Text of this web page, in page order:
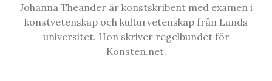
Johanna Theander är konstskribent med examen i
konstvetenskap och kulturvetenskap från Lunds
universitet. Hon skriver regelbundet för
Konsten.net.